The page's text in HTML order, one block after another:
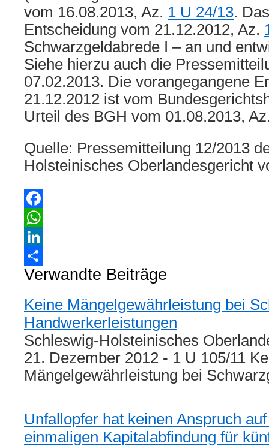
vom 16.08.2013, Az. 1 U 24/13.
Entscheidung vom 21.12.2012, Az.
Schwarzgeldabrede I – an und
Siehe hierzu auch die
07.02.2013. Die vorangegangene
21.12.2012 ist vom
Urteil des BGH vom 01.08.2013,
Quelle: Pressemitteilung 12/2013
Holsteinisches Oberlandesgericht
Facebook
WhatsApp
LinkedIn
Teilen
Verwandte Beiträge
Keine Mängelgewährleistung bei
Handwerkerleistungen
Schleswig-Holsteinisches
21. Dezember 2012 - 1 U 105/11
Mängelgewährleistung bei
Unfallopfer hat keinen Anspruch
einmaligen Kapitalabfindung für